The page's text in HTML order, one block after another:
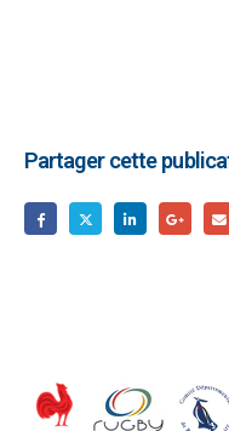
Partager cette